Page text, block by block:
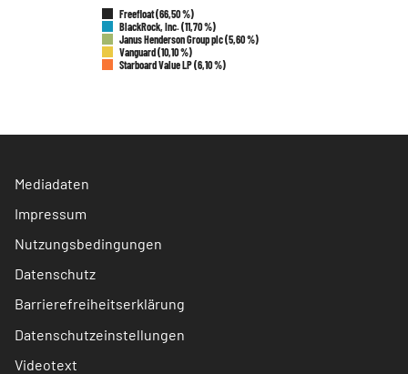
Freefloat (66,50 %)
BlackRock, Inc. (11,70 %)
Janus Henderson Group plc (5,60 %)
Vanguard (10,10 %)
Starboard Value LP (6,10 %)
Mediadaten
Impressum
Nutzungsbedingungen
Datenschutz
Barrierefreiheitserklärung
Datenschutzeinstellungen
Videotext